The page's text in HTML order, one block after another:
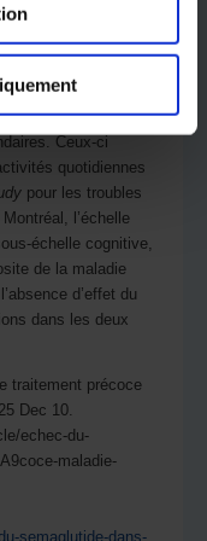
EVOKE et une
et le placebo dans
révélé aucune
et le placebo sur
Ceux-ci
quotidiennes
pour les troubles
l’échelle
échelle cognitive,
de la maladie
d’effet du
dans les deux
traitement précoce
Dec 10.
echec-du-
maladie-
semaglutide-dans-